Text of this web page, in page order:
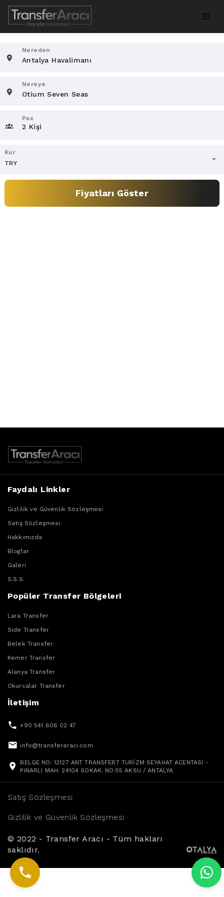
Nereden
Nereye
Pax
2 Kişi
Kur
TRY
Fiyatları Göster
Faydalı Linkler
Gizlilik ve Güvenlik Sözleşmesi
Satış Sözleşmesi
Hakkımızda
Bloglar
Galeri
S.S.S.
Popüler Transfer Bölgeleri
Lara Transfer
Side Transfer
Belek Transfer
Kemer Transfer
Alanya Transfer
Okurcalar Transfer
İletişim
+90 541 606 02 47
info@transferaraci.com
BELGE NO: 12127 ANT TRANSFER7 TURİZM SEYAHAT ACENTASI -
PINARLI MAH. 24104 SOKAK. NO:55 AKSU / ANTALYA
© 2022 - Transfer Aracı - Tüm hakları
saklıdır.
Gizlilik ve Güvenlik Sözleşmesi
Satış Sözleşmesi